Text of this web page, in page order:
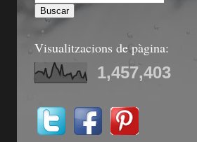
Visualitzacions de pàgina:
1,457,403